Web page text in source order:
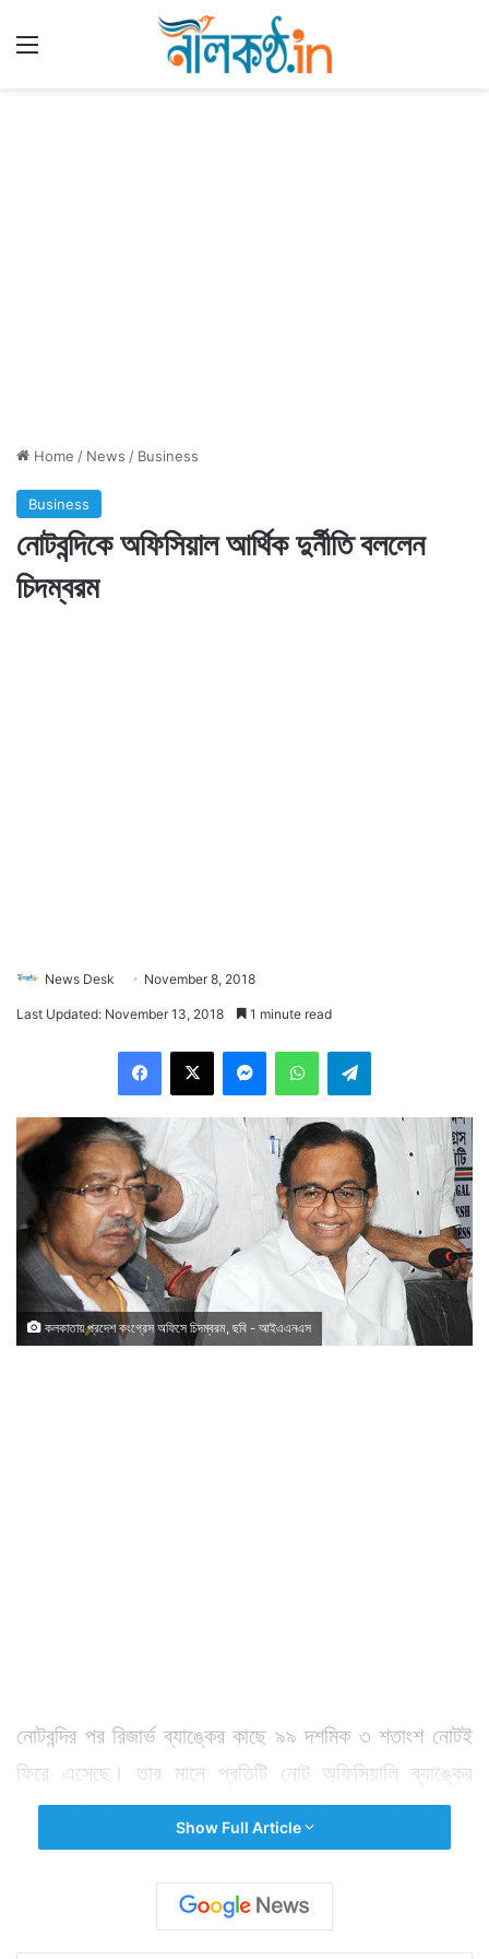
Home / News / Business
Business
নোটবন্দিকে অফিসিয়াল আর্থিক দুর্নীতি বললেন
চিদম্বরম
News Desk November 8, 2018
Last Updated: November 13, 2018 1 minute read
কলকাতায় প্রদেশ কংগ্রেস অফিসে চিদম্বরম, ছবি - আইএএনএস
নোটবন্দির পর রিজার্ভ ব্যাঙ্কের কাছে ৯৯ দশমিক ৩ শতাংশ নোটই
ফিরে এসেছে। তার মানে প্রতিটি নোট অফিসিয়ালি ব্যাঙ্কের
কাউন্টারে বিনিময় হয়েছে। এটা একটা অফিসিয়াল আর্থিক দুর্নীতি।
কেন্দ্রের এখন নির্বাচন লড়ার জন্য টাকার প্রয়োজন। সেই টাকা
পাওয়ার সব রাস্তা তাদের সামনে বন্ধ হয়ে গেছে। ফলে তারা
রিজার্ভ ব্যাঙ্কের কাছ থেকে টাকা পেতে চাইছে। ১ লক্ষ কোটি টাকা
Show Full Article